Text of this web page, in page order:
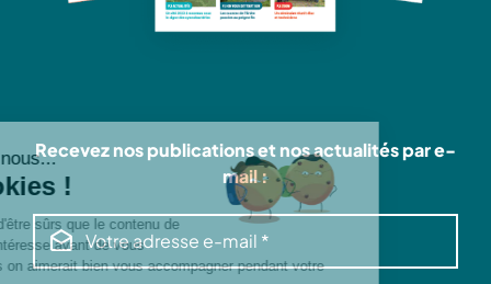
Recevez nos publications et nos actualités par e-
mail :